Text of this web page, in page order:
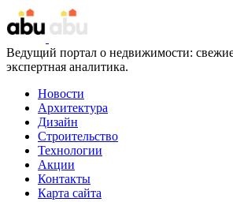
Ведущий портал о недвижимости:
экспертная аналитика.
Новости
Архитектура
Дизайн
Строительство
Технологии
Акции
Контакты
Карта сайта